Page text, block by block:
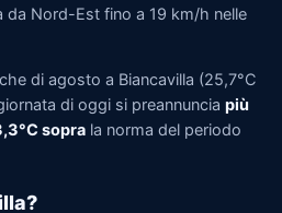
da Nord-Est fino a 19 km/h nelle
di agosto a Biancavilla (25,7°C
di oggi si preannuncia più
sopra la norma del periodo